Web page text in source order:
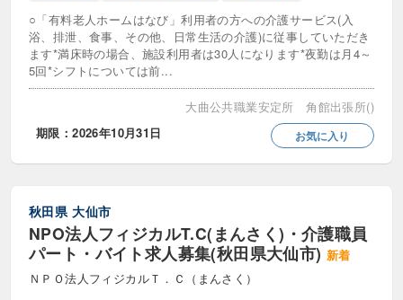
雇用形態
正職員 パート・アルバイト
準社員 会計年度任用職員
派遣社員 嘱託職員
職種
キャリアコンサルタント ケアプランナー
○「有料老人ホームはなび」利用者の方への介護サービス(入
浴、排泄、食事、その他、日常生活の介護)に従事していただき
ます*満床時の場合、施設利用者は30人になります*夜勤は月4～
5回*シフトについては前...
大曲公共職業安定所 角館出張所()
期限：2026年10月31日
お気に入り
秋田県 大仙市
NPO法人フィジカルT.C(まんさく)・介護職員
パート・バイト求人募集(秋田県大仙市) 新着
ＮＰＯ法人フィジカルＴ．Ｃ（まんさく）